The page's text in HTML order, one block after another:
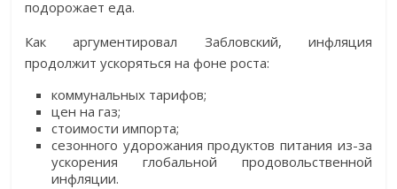
подорожает еда.
Как аргументировал Забловский, инфляция
продолжит ускоряться на фоне роста:
коммунальных тарифов;
цен на газ;
стоимости импорта;
сезонного удорожания продуктов питания из-за
ускорения глобальной продовольственной
инфляции.